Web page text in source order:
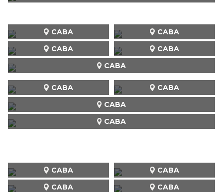
CABA CABA
CABA
CABA CABA
CABA
CABA CABA
CABA
CABA
CABA
CABA
CABA